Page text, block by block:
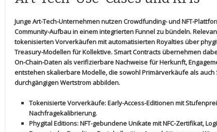
Junge Art-Tech-Unternehmen nutzen Crowdfunding- und‍ NFT-
Community-Aufbau in⁢ einem integrierten Funnel zu bündeln.
tokenisierten Vorverkäufen‍ mit‌ automatisierten Royalties über
Treasury-Modellen⁢ für ‍Kollektive. Smart Contracts übernehmen
On-Chain-Daten als verifizierbare ⁢Nachweise für Herkunft,
entstehen skalierbare Modelle, die ⁢sowohl Primärverkäufe als
durchgängigen Wertstrom‌ abbilden.
Tokenisierte Vorverkäufe: Early-Access-Editionen mit
Nachfragekalibrierung.
Phygital Editions: NFT-gebundene Unikate mit NFC-Zertifikat,⁣